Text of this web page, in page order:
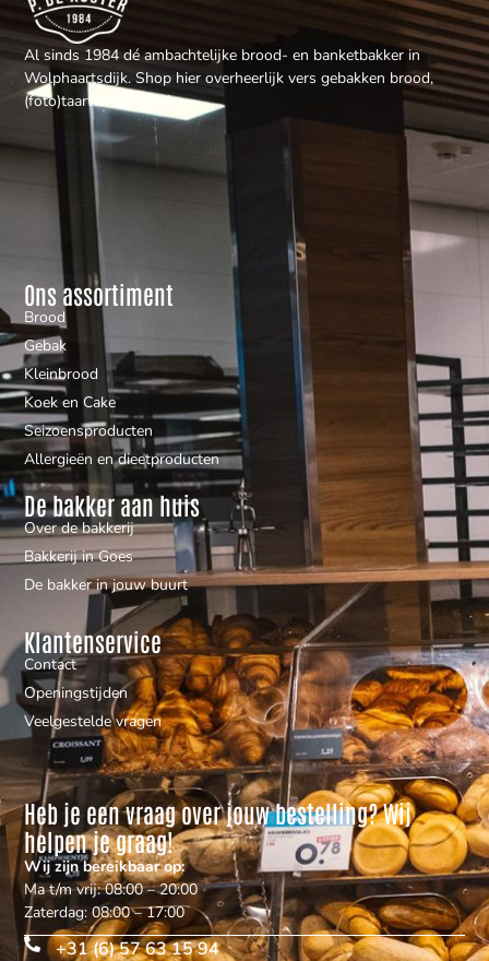
Al sinds 1984 dé ambachtelijke brood- en banketbakker in
Wolphaartsdijk. Shop hier overheerlijk vers gebakken brood,
(foto)taarten en gebak.
Ons assortiment
Brood
Gebak
Kleinbrood
Koek en Cake
Seizoensproducten
Allergieën en dieetproducten
De bakker aan huis
Over de bakkerij
Bakkerij in Goes
De bakker in jouw buurt
Klantenservice
Contact
Openingstijden
Veelgestelde vragen
Heb je een vraag over jouw bestelling? Wij
helpen je graag!
Wij zijn bereikbaar op:
Ma t/m vrij: 08:00 – 20:00
Zaterdag: 08:00 – 17:00
+31 (6) 57 63 15 94